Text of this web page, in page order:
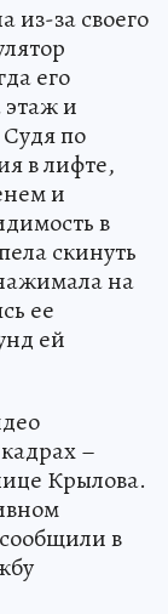
из-за своего
его
этаж и
по
в лифте,
и
в
скинуть
на
ее
ей
–
Крылова.
в